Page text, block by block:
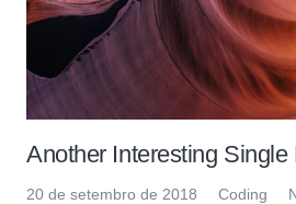
Another Interesting Single
20 de setembro de 2018 Coding